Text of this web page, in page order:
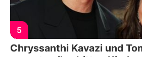
5
Chryssanthi Kavazi und